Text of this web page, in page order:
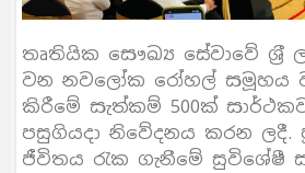
තෘතියික සෞඛ්‍ය සේවාවේ ශ‍්‍රී
වන නවලෝක රෝහල් සමූහය
කිරීමේ සැත්කම් 500ක්
පසුගියදා නිවේදනය කරන ලදී.
ජීවිතය රැක ගැනීමේ සුවිශේෂී